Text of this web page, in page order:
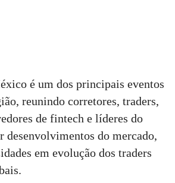
é um dos principais eventos
reunindo corretores, traders,
de fintech e líderes do
desenvolvimentos do mercado,
em evolução dos traders